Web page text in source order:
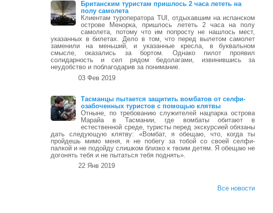
Британским туристам пришлось 2 часа лететь на
полу самолета
Клиентам туроператора TUI, отдыхавшим на испанском
острове Менорка, пришлось лететь 2 часа на полу
самолета, потому что им попросту не нашлось мест,
указанных в билетах. Дело в том, что перед вылетом самолет
заменили на меньший, и указанные кресла, в буквальном
смысле, оказались за бортом. Однако пилот проявил
солидарность и сел рядом бедолагами, извинившись за
неудобство и поблагодарив за понимание.
03 Фев 2019
Тасманцы пытается защитить вомбатов от селфи-
озабоченных туристов с помощью клятвы
Отныне, по требованию служителей нацпарка острова
Марайа в Тасмании, где вомбаты обитают в
естественной среде, туристы перед экскурсией обязаны
дать следующую клятву: «Вомбат, я обещаю, что, когда ты
пройдешь мимо меня, я не побегу за тобой со своей селфи-
палкой и не подойду слишком близко к твоим детям. Я обещаю не
догонять тебя и не пытаться тебя поднять».
22 Янв 2019
Все новости